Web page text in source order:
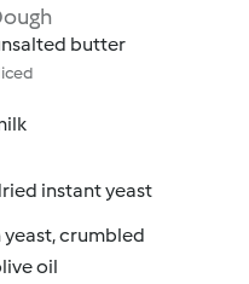
butter
instant yeast
yeast, crumbled
oil